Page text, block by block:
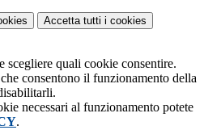
Accetta tutti i cookies
scegliere quali cookie consentire.
consentono il funzionamento della
necessari al funzionamento potete
.